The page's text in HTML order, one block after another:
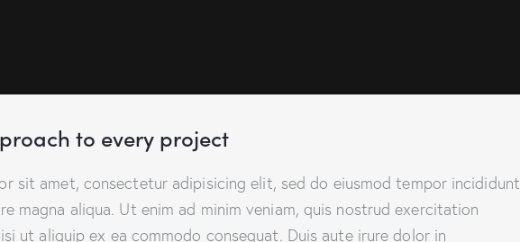
to every project
sit amet, consectetur adipisicing elit, sed do eiusmod tempor incididunt
magna aliqua. Ut enim ad minim veniam, quis nostrud exercitation
ut aliquip ex ea commodo consequat. Duis aute irure dolor in